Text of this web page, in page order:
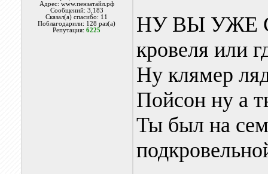
Адрес: www.пензатайл.рф
Сообщений: 3,183
Сказал(а) спасибо: 11
Поблагодарили: 128 раз(а)
Репутация:6225
НУ ВЫ УЖЕ
кровеля или
Ну клямер
Пойсон ну а
Ты был на